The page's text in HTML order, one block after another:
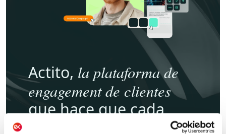
Actito, la plataforma de
engagement de clientes
que hace que cada